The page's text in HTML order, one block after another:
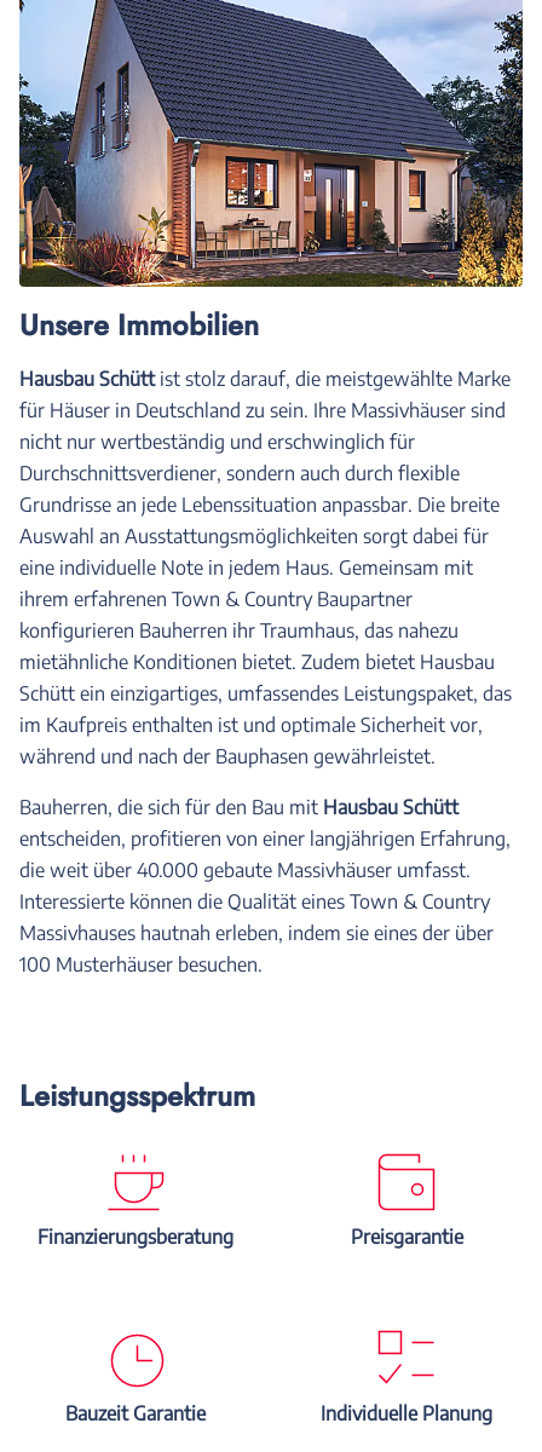
Unsere Immobilien
Hausbau Schüttist stolz darauf, die meistgewählte Marke
für Häuser in Deutschland zu sein. Ihre Massivhäuser sind
nicht nur wertbeständig und erschwinglich für
Durchschnittsverdiener, sondern auch durch flexible
Grundrisse an jede Lebenssituation anpassbar. Die breite
Auswahl an Ausstattungsmöglichkeiten sorgt dabei für
eine individuelle Note in jedem Haus. Gemeinsam mit
ihrem erfahrenen Town & Country Baupartner
konfigurieren Bauherren ihr Traumhaus, das nahezu
mietähnliche Konditionen bietet. Zudem bietet Hausbau
Schütt ein einzigartiges, umfassendes Leistungspaket, das
im Kaufpreis enthalten ist und optimale Sicherheit vor,
während und nach der Bauphasen gewährleistet.
Bauherren, die sich für den Bau mit Hausbau Schütt
entscheiden, profitieren von einer langjährigen Erfahrung,
die weit über 40.000 gebaute Massivhäuser umfasst.
Interessierte können die Qualität eines Town & Country
Massivhauses hautnah erleben, indem sie eines der über
100 Musterhäuser besuchen.
Leistungsspektrum
Finanzierungsberatung Preisgarantie
Bauzeit Garantie Individuelle Planung